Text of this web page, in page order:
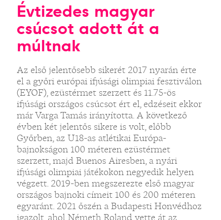
Évtizedes magyar
csúcsot adott át a
múltnak
Az első jelentősebb sikerét 2017 nyarán érte
el a győri európai ifjúsági olimpiai fesztiválon
(EYOF), ezüstérmet szerzett és 11.75-ös
ifjúsági országos csúcsot ért el, edzéseit ekkor
már Varga Tamás irányította. A következő
évben két jelentős sikere is volt, előbb
Győrben, az U18-as atlétikai Európa-
bajnokságon 100 méteren ezüstérmet
szerzett, majd Buenos Airesben, a nyári
ifjúsági olimpiai játékokon negyedik helyen
végzett. 2019-ben megszerezte első magyar
országos bajnoki címeit 100 és 200 méteren
egyaránt. 2021 őszén a Budapesti Honvédhoz
igazolt, ahol Németh Roland vette át az